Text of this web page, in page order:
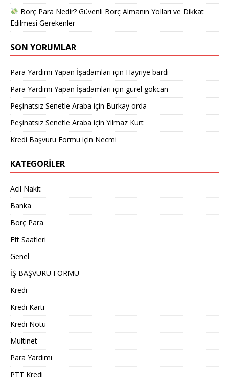
Borç Para Nedir? Güvenli Borç Almanın Yolları ve Dikkat
Edilmesi Gerekenler
SON YORUMLAR
Para Yardımı Yapan İşadamları için Hayriye bardı
Para Yardımı Yapan İşadamları için gürel gökcan
Peşinatsız Senetle Araba için Burkay orda
Peşinatsız Senetle Araba için Yılmaz Kurt
Kredi Başvuru Formu için Necmi
KATEGORILER
Acil Nakit
Banka
Borç Para
Eft Saatleri
Genel
İŞ BAŞVURU FORMU
Kredi
Kredi Kartı
Kredi Notu
Multinet
Para Yardımı
PTT Kredi